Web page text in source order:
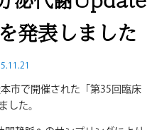
発表しました
市で開催された「第35回臨床
した。